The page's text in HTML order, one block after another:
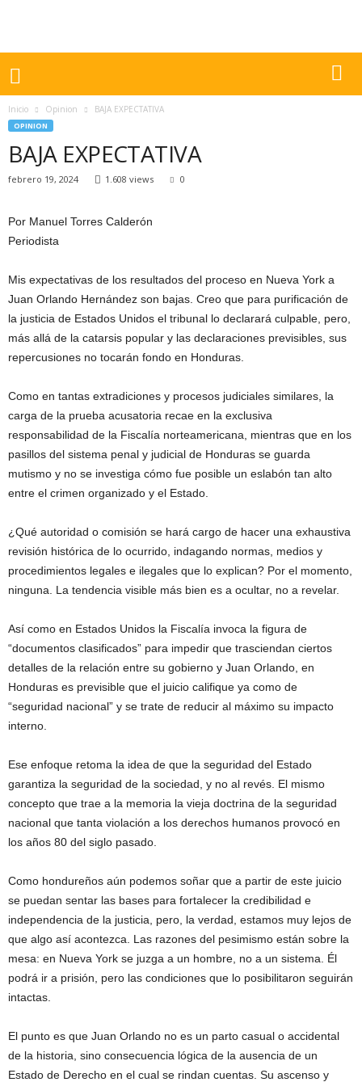
Inicio Opinion BAJA EXPECTATIVA
OPINION
BAJA EXPECTATIVA
febrero 19, 2024 1.608 views 0
Por Manuel Torres Calderón
Periodista
Mis expectativas de los resultados del proceso en Nueva York a
Juan Orlando Hernández son bajas. Creo que para purificación de
la justicia de Estados Unidos el tribunal lo declarará culpable, pero,
más allá de la catarsis popular y las declaraciones previsibles, sus
repercusiones no tocarán fondo en Honduras.
Como en tantas extradiciones y procesos judiciales similares, la
carga de la prueba acusatoria recae en la exclusiva
responsabilidad de la Fiscalía norteamericana, mientras que en los
pasillos del sistema penal y judicial de Honduras se guarda
mutismo y no se investiga cómo fue posible un eslabón tan alto
entre el crimen organizado y el Estado.
¿Qué autoridad o comisión se hará cargo de hacer una exhaustiva
revisión histórica de lo ocurrido, indagando normas, medios y
procedimientos legales e ilegales que lo explican? Por el momento,
ninguna. La tendencia visible más bien es a ocultar, no a revelar.
Así como en Estados Unidos la Fiscalía invoca la figura de
“documentos clasificados” para impedir que trasciendan ciertos
detalles de la relación entre su gobierno y Juan Orlando, en
Honduras es previsible que el juicio califique ya como de
“seguridad nacional” y se trate de reducir al máximo su impacto
interno.
Ese enfoque retoma la idea de que la seguridad del Estado
garantiza la seguridad de la sociedad, y no al revés. El mismo
concepto que trae a la memoria la vieja doctrina de la seguridad
nacional que tanta violación a los derechos humanos provocó en
los años 80 del siglo pasado.
Como hondureños aún podemos soñar que a partir de este juicio
se puedan sentar las bases para fortalecer la credibilidad e
independencia de la justicia, pero, la verdad, estamos muy lejos de
que algo así acontezca. Las razones del pesimismo están sobre la
mesa: en Nueva York se juzga a un hombre, no a un sistema. Él
podrá ir a prisión, pero las condiciones que lo posibilitaron seguirán
intactas.
El punto es que Juan Orlando no es un parto casual o accidental
de la historia, sino consecuencia lógica de la ausencia de un
Estado de Derecho en el cual se rindan cuentas. Su ascenso y